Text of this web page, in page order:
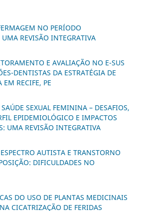
NO PERÍODO
REVISÃO INTEGRATIVA
E AVALIAÇÃO NO E-SUS
DENTISTAS DA ESTRATÉGIA DE
RECIFE, PE
SEXUAL FEMININA – DESAFIOS,
EPIDEMIOLÓGICO E IMPACTOS
UMA REVISÃO INTEGRATIVA
AUTISTA E TRANSTORNO
DIFICULDADES NO
DO USO DE PLANTAS MEDICINAIS
CICATRIZAÇÃO DE FERIDAS